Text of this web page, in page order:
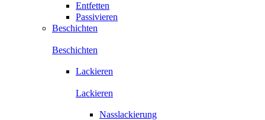
Entfetten
Passivieren
Beschichten
Beschichten
Lackieren
Lackieren
Nasslackierung